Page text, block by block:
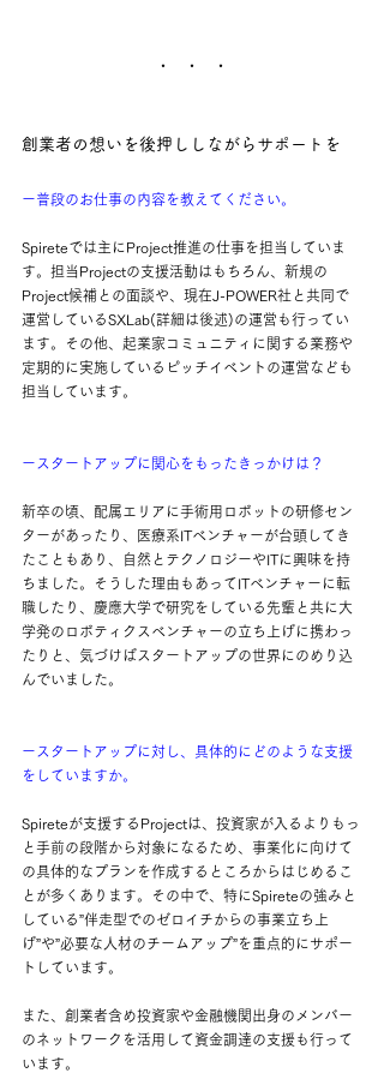
・　・　・
創業者の想いを後押ししながらサポートを
ー普段のお仕事の内容を教えてください。
Spireteでは主にProject推進の仕事を担当していま
す。担当Projectの支援活動はもちろん、新規の
Project候補との面談や、現在J-POWER社と共同で
運営しているSXLab(詳細は後述)の運営も行ってい
ます。その他、起業家コミュニティに関する業務や
定期的に実施しているピッチイベントの運営なども
担当しています。
ースタートアップに関心をもったきっかけは？
新卒の頃、配属エリアに手術用ロボットの研修セン
ターがあったり、医療系ITベンチャーが台頭してき
たこともあり、自然とテクノロジーやITに興味を持
ちました。そうした理由もあってITベンチャーに転
職したり、慶應大学で研究をしている先輩と共に大
学発のロボティクスベンチャーの立ち上げに携わっ
たりと、気づけばスタートアップの世界にのめり込
んでいました。
ースタートアップに対し、具体的にどのような支援
をしていますか。
Spireteが支援するProjectは、投資家が入るよりもっ
と手前の段階から対象になるため、事業化に向けて
の具体的なプランを作成するところからはじめるこ
とが多くあります。その中で、特にSpireteの強みと
している”伴走型でのゼロイチからの事業立ち上
げ”や”必要な人材のチームアップ”を重点的にサポー
トしています。
また、創業者含め投資家や金融機関出身のメンバー
のネットワークを活用して資金調達の支援も行って
います。